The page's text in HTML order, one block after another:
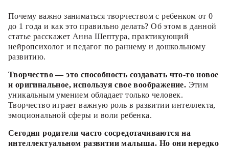
Почему важно заниматься творчеством с ребенком от 0
до 1 года и как это правильно делать? Об этом в данной
статье расскажет Анна Шептура, практикующий
нейропсихолог и педагог по раннему и дошкольному
развитию.
Творчество — это способность создавать что-то новое
и оригинальное, используя свое воображение. Этим
уникальным умением обладает только человек.
Творчество играет важную роль в развитии интеллекта,
эмоциональной сферы и воли ребенка.
Сегодня родители часто сосредотачиваются на
интеллектуальном развитии малыша. Но они нередко